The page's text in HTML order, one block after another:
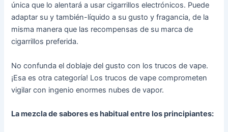
única que lo alentará a usar cigarrillos electrónicos. Puede
adaptar su y también-líquido a su gusto y fragancia, de la
misma manera que las recompensas de su marca de
cigarrillos preferida.
No confunda el doblaje del gusto con los trucos de vape.
¡Esa es otra categoría! Los trucos de vape comprometen
vigilar con ingenio enormes nubes de vapor.
La mezcla de sabores es habitual entre los principiantes: